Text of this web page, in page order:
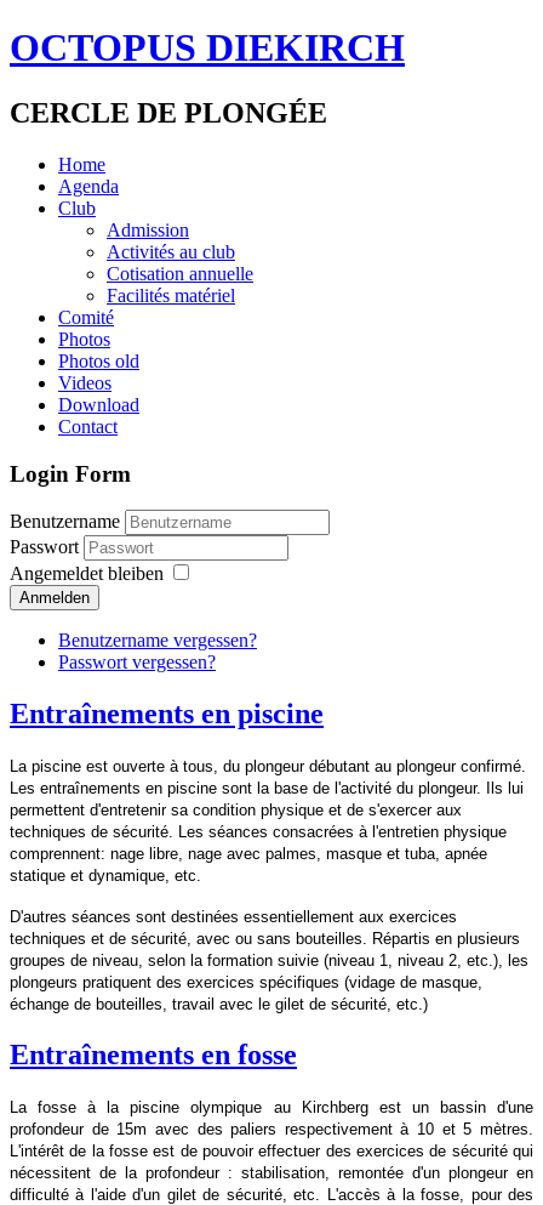
OCTOPUS DIEKIRCH
CERCLE DE PLONGÉE
Home
Agenda
Club
Admission
Activités au club
Cotisation annuelle
Facilités matériel
Comité
Photos
Photos old
Videos
Download
Contact
Login Form
Benutzername
Passwort
Angemeldet bleiben
Anmelden
Benutzername vergessen?
Passwort vergessen?
Entraînements en piscine
La piscine est ouverte à tous, du plongeur débutant au plongeur confirmé.
Les entraînements en piscine sont la base de l'activité du plongeur. Ils lui
permettent d'entretenir sa condition physique et de s'exercer aux
techniques de sécurité. Les séances consacrées à l'entretien physique
comprennent: nage libre, nage avec palmes, masque et tuba, apnée
statique et dynamique, etc.
D'autres séances sont destinées essentiellement aux exercices
techniques et de sécurité, avec ou sans bouteilles. Répartis en plusieurs
groupes de niveau, selon la formation suivie (niveau 1, niveau 2, etc.), les
plongeurs pratiquent des exercices spécifiques (vidage de masque,
échange de bouteilles, travail avec le gilet de sécurité, etc.)
Entraînements en fosse
La fosse à la piscine olympique au Kirchberg est un bassin d'une
profondeur de 15m avec des paliers respectivement à 10 et 5 mètres.
L'intérêt de la fosse est de pouvoir effectuer des exercices de sécurité qui
nécessitent de la profondeur : stabilisation, remontée d'un plongeur en
difficulté à l'aide d'un gilet de sécurité, etc. L'accès à la fosse, pour des